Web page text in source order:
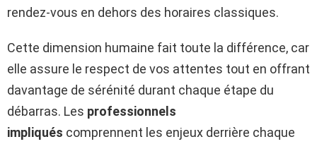
rendez-vous en dehors des horaires classiques.
Cette dimension humaine fait toute la différence, car
elle assure le respect de vos attentes tout en offrant
davantage de sérénité durant chaque étape du
débarras. Les professionnels
impliqués comprennent les enjeux derrière chaque